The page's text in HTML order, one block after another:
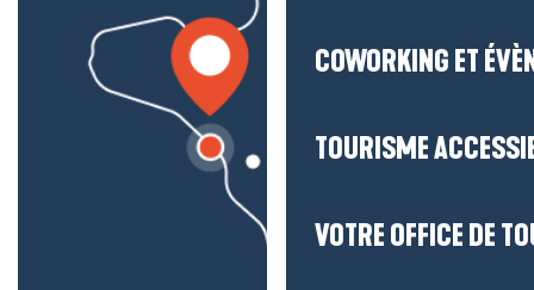
COWORKING ET
TOURISME
VOTRE OFFICE DE